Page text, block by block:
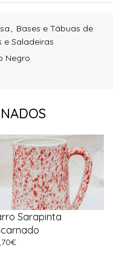
, Bases e Tábuas de
e Saladeiras
Negro
Sarapinta
€